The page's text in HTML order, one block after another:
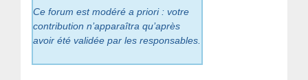
Ce forum est modéré a priori : votre
contribution n’apparaîtra qu’après
avoir été validée par les responsables.